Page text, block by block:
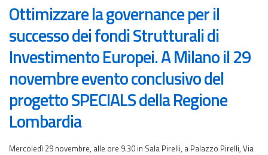
Ottimizzare la governance per il
successo dei fondi Strutturali di
Investimento Europei. A Milano il 29
novembre evento conclusivo del
progetto SPECIALS della Regione
Lombardia
Mercoledì 29 novembre, alle ore 9.30 in Sala Pirelli, a Palazzo Pirelli, Via